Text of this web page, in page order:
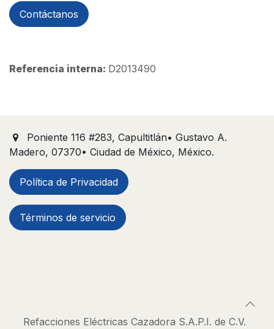
Contáctanos
Referencia interna: D2013490
Poniente 116 #283, Capultitlán• Gustavo A.
Madero, 07370• Ciudad de México, México.
Política de Privacidad
Términos de servicio
Refacciones Eléctricas Cazadora S.A.P.I. de C.V.